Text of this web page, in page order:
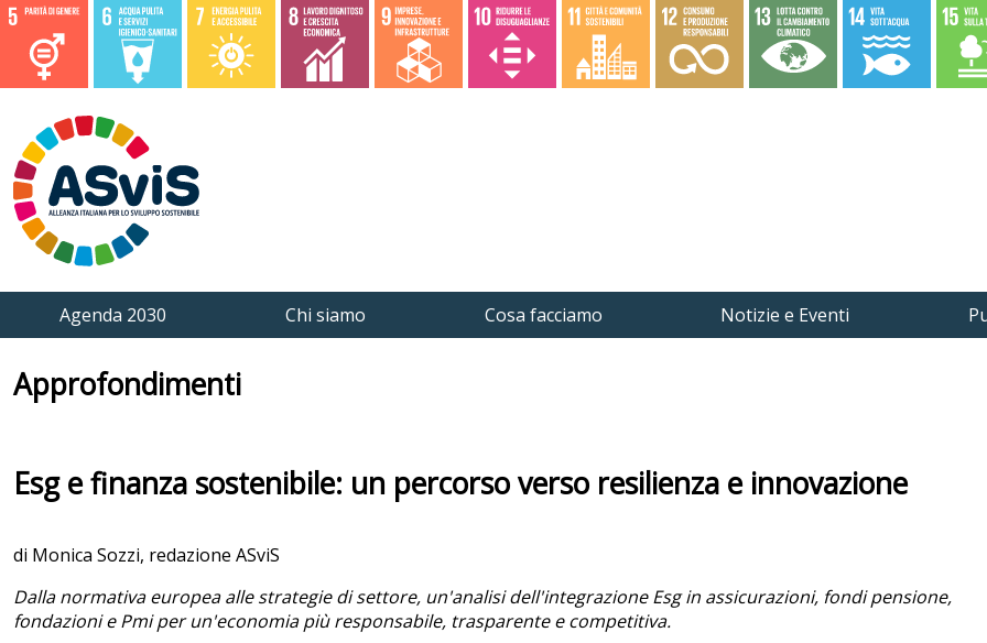
Agenda 2030 Chi siamo Cosa facciamo Notizie e Eventi
Approfondimenti
Esg e finanza sostenibile: un percorso verso resilienza e innovazione
di Monica Sozzi, redazione ASviS
Dalla normativa europea alle strategie di settore, un'analisi dell'integrazione Esg in assicurazioni, fondi pensione,
fondazioni e Pmi per un'economia più responsabile, trasparente e competitiva.